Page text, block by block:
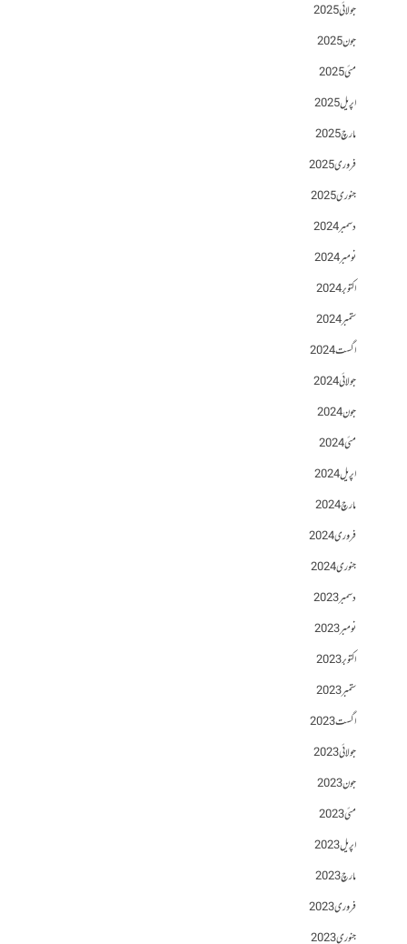
جولائی 2025
جون 2025
مئی 2025
اپریل 2025
مارچ 2025
فروری 2025
جنوری 2025
دسمبر 2024
نومبر 2024
اکتوبر 2024
ستمبر 2024
اگست 2024
جولائی 2024
جون 2024
مئی 2024
اپریل 2024
مارچ 2024
فروری 2024
جنوری 2024
دسمبر 2023
نومبر 2023
اکتوبر 2023
ستمبر 2023
اگست 2023
جولائی 2023
جون 2023
مئی 2023
اپریل 2023
مارچ 2023
فروری 2023
جنوری 2023